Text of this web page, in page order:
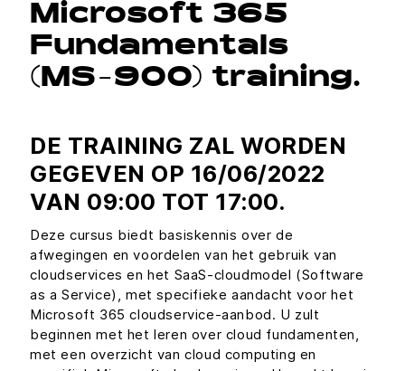
Microsoft 365
Fundamentals
(MS-900) training.
DE TRAINING ZAL WORDEN
GEGEVEN OP 16/06/2022
VAN 09:00 TOT 17:00.
Deze cursus biedt basiskennis over de
afwegingen en voordelen van het gebruik van
cloudservices en het SaaS-cloudmodel (Software
as a Service), met specifieke aandacht voor het
Microsoft 365 cloudservice-aanbod. U zult
beginnen met het leren over cloud fundamenten,
met een overzicht van cloud computing en